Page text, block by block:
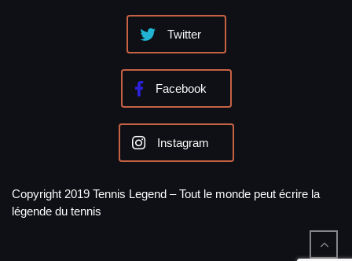
Twitter
Facebook
Instagram
Copyright 2019 Tennis Legend – Tout le monde peut écrire la
légende du tennis